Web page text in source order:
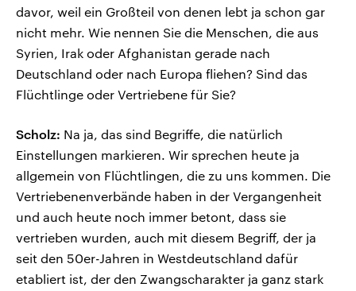
davor, weil ein Großteil von denen lebt ja schon gar
nicht mehr. Wie nennen Sie die Menschen, die aus
Syrien, Irak oder Afghanistan gerade nach
Deutschland oder nach Europa fliehen? Sind das
Flüchtlinge oder Vertriebene für Sie?
Scholz: Na ja, das sind Begriffe, die natürlich
Einstellungen markieren. Wir sprechen heute ja
allgemein von Flüchtlingen, die zu uns kommen. Die
Vertriebenenverbände haben in der Vergangenheit
und auch heute noch immer betont, dass sie
vertrieben wurden, auch mit diesem Begriff, der ja
seit den 50er-Jahren in Westdeutschland dafür
etabliert ist, der den Zwangscharakter ja ganz stark